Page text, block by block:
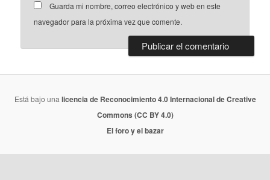
Guarda mi nombre, correo electrónico y web en este
navegador para la próxima vez que comente.
Está bajo una licencia de Reconocimiento 4.0 Internacional de Creative
Commons (CC BY 4.0)
El foro y el bazar